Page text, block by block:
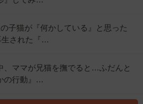
子猫が『何かしている』と思った
された『…
、ママが兄猫を撫でると…ふだんと
の行動』…